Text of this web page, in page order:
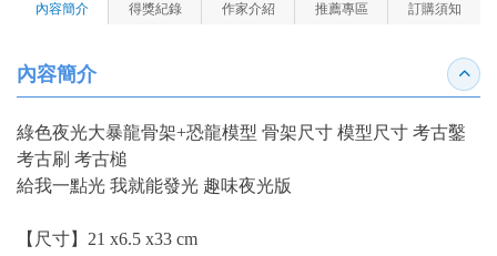
內容簡介 得獎紀錄 作家介紹 推薦專區 訂購須知
內容簡介 收合
綠色夜光大暴龍骨架+恐龍模型 骨架尺寸 模型尺寸 考古鑿
考古刷 考古槌
給我一點光 我就能發光 趣味夜光版
【尺寸】21 x6.5 x33 cm